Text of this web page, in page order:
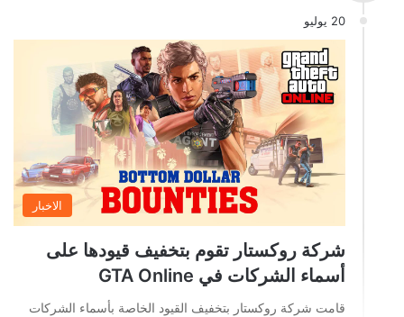
20 يوليو
الاخبار
شركة روكستار تقوم بتخفيف قيودها على
أسماء الشركات في GTA Online
قامت شركة روكستار بتخفيف القيود الخاصة بأسماء الشركات